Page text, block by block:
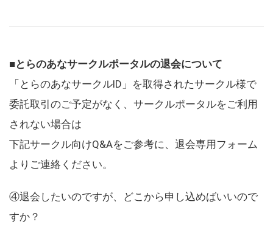
■とらのあなサークルポータルの退会について
「とらのあなサークルID」を取得されたサークル様で
委託取引のご予定がなく、サークルポータルをご利用
されない場合は
下記サークル向けQ&Aをご参考に、退会専用フォーム
よりご連絡ください。
④退会したいのですが、どこから申し込めばいいので
すか？